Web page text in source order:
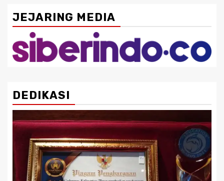
JEJARING MEDIA
DEDIKASI